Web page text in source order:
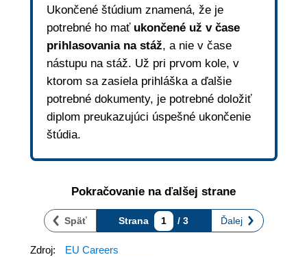
Ukončené štúdium znamená, že je
potrebné ho mať ukončené už v čase
prihlasovania na stáž, a nie v čase
nástupu na stáž. Už pri prvom kole, v
ktorom sa zasiela prihláška a ďalšie
potrebné dokumenty, je potrebné doložiť
diplom preukazujúci úspešné ukončenie
štúdia.
Pokračovanie na ďalšej strane
Späť Strana 1 / 3 Ďalej
Zdroj: EU Careers